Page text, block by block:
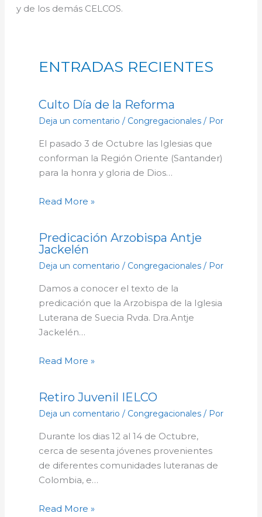
y de los demás CELCOS.
ENTRADAS RECIENTES
Culto Día de la Reforma
Deja un comentario / Congregacionales/ Por
El pasado 3 de Octubre las Iglesias que
conforman la Región Oriente (Santander)
para la honra y gloria de Dios…
Read More »
Predicación Arzobispa Antje
Jackelén
Deja un comentario / Congregacionales/ Por
Damos a conocer el texto de la
predicación que la Arzobispa de la Iglesia
Luterana de Suecia Rvda. Dra.Antje
Jackelén…
Read More »
Retiro Juvenil IELCO
Deja un comentario / Congregacionales/ Por
Durante los dias 12 al 14 de Octubre,
cerca de sesenta jóvenes provenientes
de diferentes comunidades luteranas de
Colombia, e…
Read More »